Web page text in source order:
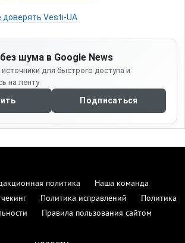
Vesti-UA
шума в Google News
для быстрого доступа и
на ленту
Подписаться
политика
Наша команда
Политика исправлений
Политика
Правила пользования сайтом